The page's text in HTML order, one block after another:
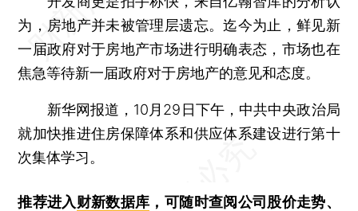
为，房地产并未被管理层遗忘。迄今为止，鲜见新
一届政府对于房地产市场进行明确表态，市场也在
焦急等待新一届政府对于房地产的意见和态度。
新华网报道，10月29日下午，中共中央政治局
就加快推进住房保障体系和供应体系建设进行第十
次集体学习。
推荐进入财新数据库 ，可随时查阅公司股价走势、